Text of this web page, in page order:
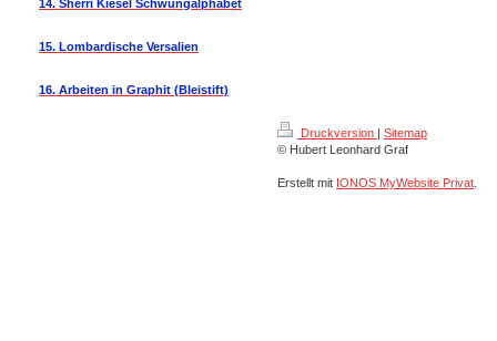
14. Sherri Kiesel Schwungalphabet
15. Lombardische Versalien
16. Arbeiten in Graphit (Bleistift)
Druckversion | Sitemap
© Hubert Leonhard Graf
Erstellt mit IONOS MyWebsite Privat